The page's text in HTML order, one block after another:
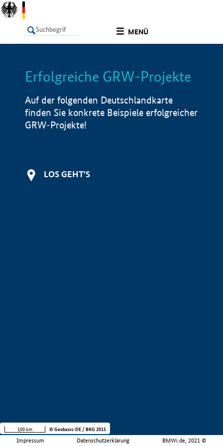
MENÜ
LISTE Info
Erfolgreiche GRW-Projekte
Auf der folgenden Deutschlandkarte
finden Sie konkrete Beispiele erfolgreicher
GRW-Projekte!
LOS GEHT'S
Impressum Datenschutzerklärung BMWi.de, 2021 ©
100 km © Geobasis-DE / BKG 2015